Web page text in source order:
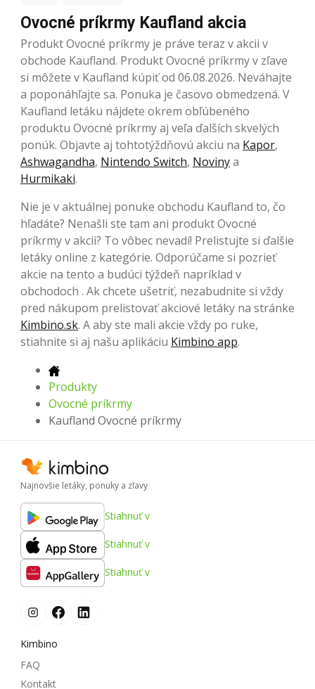
Ovocné príkrmy Kaufland akcia
Produkt Ovocné príkrmy je práve teraz v akcii v
obchode Kaufland. Produkt Ovocné príkrmy v zľave
si môžete v Kaufland kúpiť od 06.08.2026. Neváhajte
a poponáhľajte sa. Ponuka je časovo obmedzená. V
Kaufland letáku nájdete okrem obľúbeného
produktu Ovocné príkrmy aj veľa ďalších skvelých
ponúk. Objavte aj tohtotýždňovú akciu na Kapor,
Ashwagandha, Nintendo Switch, Novinya
Hurmikaki.
Nie je v aktuálnej ponuke obchodu Kaufland to, čo
hľadáte? Nenašli ste tam ani produkt Ovocné
príkrmy v akcii? To vôbec nevadí! Prelistujte si ďalšie
letáky online z kategórie. Odporúčame si pozrieť
akcie na tento a budúci týždeň napríklad v
obchodoch . Ak chcete ušetriť, nezabudnite si vždy
pred nákupom prelistovať akciové letáky na stránke
Kimbino.sk. A aby ste mali akcie vždy po ruke,
stiahnite si aj našu aplikáciu Kimbino app.
Produkty
Ovocné príkrmy
Kaufland Ovocné príkrmy
Najnovšie letáky, ponuky a zľavy
Stiahnuť v
Stiahnuť v
Stiahnuť v
Kimbino
FAQ
Kontakt